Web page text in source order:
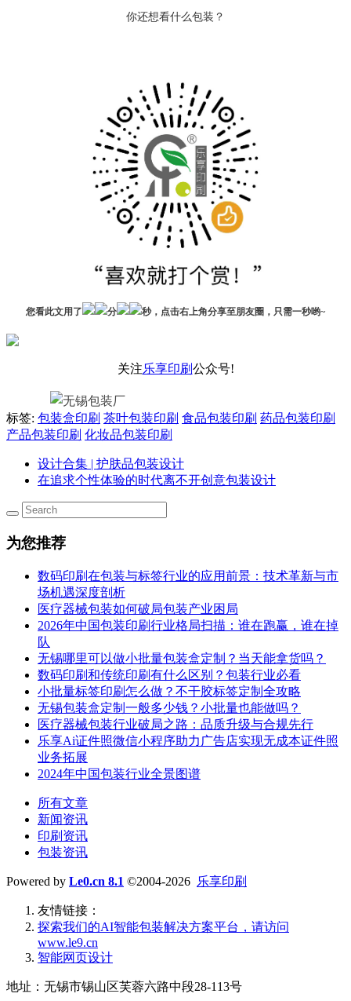
你还想看什么包装？
您看此文用了 分 秒，点击右上角分享至朋友圈，只需一秒哟~
关注乐享印刷公众号!
标签: 包装盒印刷 茶叶包装印刷 食品包装印刷 药品包装印刷
产品包装印刷 化妆品包装印刷
设计合集 | 护肤品包装设计
在追求个性体验的时代离不开创意包装设计
为您推荐
数码印刷在包装与标签行业的应用前景：技术革新与市
场机遇深度剖析
医疗器械包装如何破局包装产业困局
2026年中国包装印刷行业格局扫描：谁在跑赢，谁在掉
队
无锡哪里可以做小批量包装盒定制？当天能拿货吗？
数码印刷和传统印刷有什么区别？包装行业必看
小批量标签印刷怎么做？不干胶标签定制全攻略
无锡包装盒定制一般多少钱？小批量也能做吗？
医疗器械包装行业破局之路：品质升级与合规先行
乐享Ai证件照微信小程序助力广告店实现无成本证件照
业务拓展
2024年中国包装行业全景图谱
所有文章
新闻资讯
印刷资讯
包装资讯
Powered by Le0.cn 8.1 ©2004-2026 乐享印刷
友情链接：
探索我们的‌AI智能包装解决方案平台‌，请访问
www.le9.cn
智能网页设计
地址：无锡市锡山区芙蓉六路中段28-113号